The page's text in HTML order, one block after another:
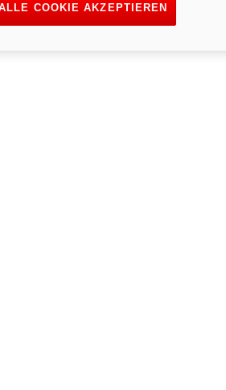
COOKIE AKZEPTIEREN